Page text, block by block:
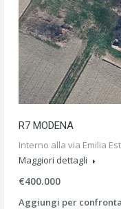
R7 MODENA
Interno alla via Emilia
Maggiori dettagli
€400.000
Aggiungi per